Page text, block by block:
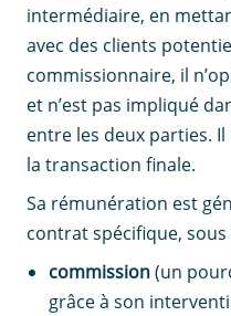
intermédiaire, en
avec des clients
commissionnaire, il
et n’est pas impliqué
entre les deux parties. Il
la transaction finale.
Sa rémunération est
contrat spécifique,
commission(un
grâce à son